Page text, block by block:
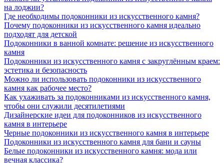
на лоджии?
Где необходимы подоконники из искусственного камня?
Почему подоконники из искусственного камня идеально
подходят для детской
Подоконники в ванной комнате: решение из искусственного
камня
Подоконники из искусственного камня с закруглённым краем:
эстетика и безопасность
Можно ли использовать подоконники из искусственного
камня как рабочее место?
Как ухаживать за подоконниками из искусственного камня,
чтобы они служили десятилетиями
Дизайнерские идеи для подоконников из искусственного
камня в интерьере
Черные подоконники из искусственного камня в интерьере
Подоконники из искусственного камня для бани и сауны
Белые подоконники из искусственного камня: мода или
вечная классика?